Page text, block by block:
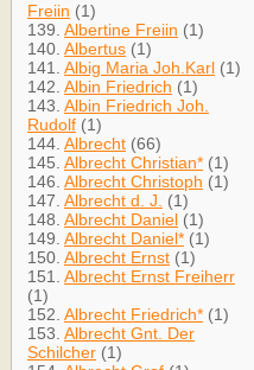
Freiin (1)
139. Albertine Freiin (1)
140. Albertus (1)
141. Albig Maria Joh.Karl (1)
142. Albin Friedrich (1)
143. Albin Friedrich Joh.
Rudolf (1)
144. Albrecht (66)
145. Albrecht Christian* (1)
146. Albrecht Christoph (1)
147. Albrecht d. J.
(1)
148. Albrecht Daniel (1)
149. Albrecht Daniel* (1)
150. Albrecht Ernst (1)
151. Albrecht Ernst Freiherr
(1)
152. Albrecht Friedrich* (1)
153. Albrecht Gnt. Der
Schilcher (1)